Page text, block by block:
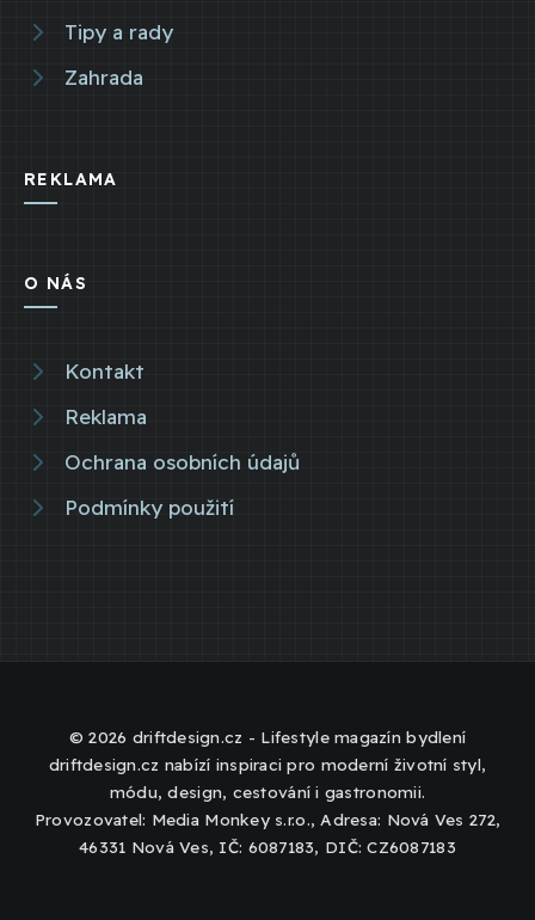
Tipy a rady
Zahrada
REKLAMA
O NÁS
Kontakt
Reklama
Ochrana osobních údajů
Podmínky použití
© 2026 driftdesign.cz - Lifestyle magazín bydlení
driftdesign.cz nabízí inspiraci pro moderní životní styl,
módu, design, cestování i gastronomii.
Provozovatel: Media Monkey s.r.o., Adresa: Nová Ves 272,
46331 Nová Ves, IČ: 6087183, DIČ: CZ6087183